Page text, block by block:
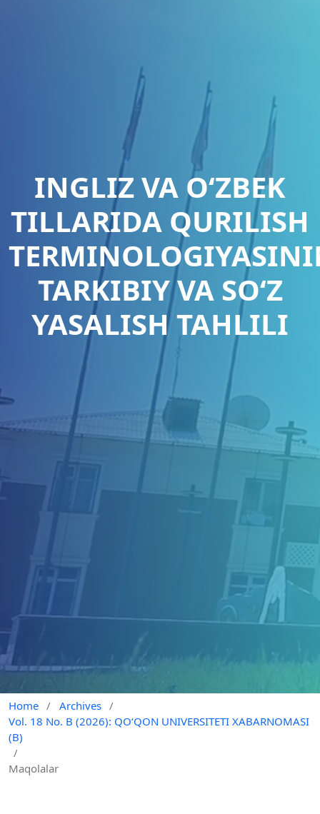
INGLIZ VA O‘ZBEK
TILLARIDA QURILISH
TARKIBIY VA SO‘Z
YASALISH TAHLILI
Home / Archives /
Vol. 18 No. B (2026): QO‘QON UNIVERSITETI XABARNOMASI
(B)
/
Maqolalar